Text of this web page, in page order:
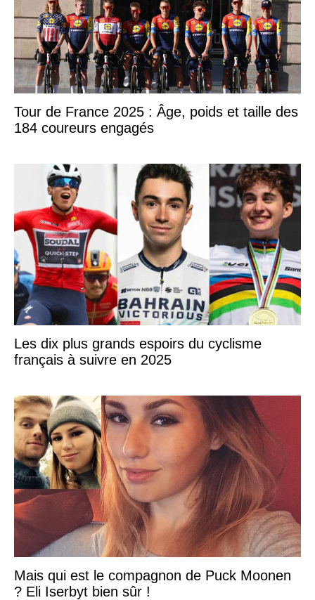
Tour de France 2025 : Âge, poids et taille des
184 coureurs engagés
Les dix plus grands espoirs du cyclisme
français à suivre en 2025
Mais qui est le compagnon de Puck Moonen
? Eli Iserbyt bien sûr !